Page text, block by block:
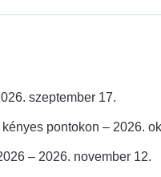
szeptember 17.
pontokon – 2026.
– 2026. november 12.